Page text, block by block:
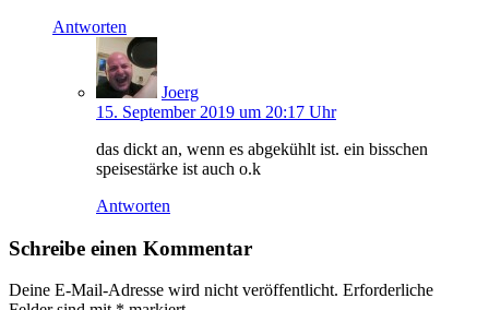
Antworten
Joerg
15. September 2019 um 20:17 Uhr
das dickt an, wenn es abgekühlt ist. ein bisschen
speisestärke ist auch o.k
Antworten
Schreibe einen Kommentar
Deine E-Mail-Adresse wird nicht veröffentlicht. Erforderliche